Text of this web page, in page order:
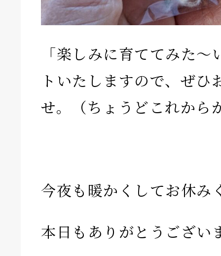
「楽しみに育ててみた
トいたしますので、ぜひ
せ。（ちょうどこれから
今夜も暖かくしてお休み
本日もありがとうござい